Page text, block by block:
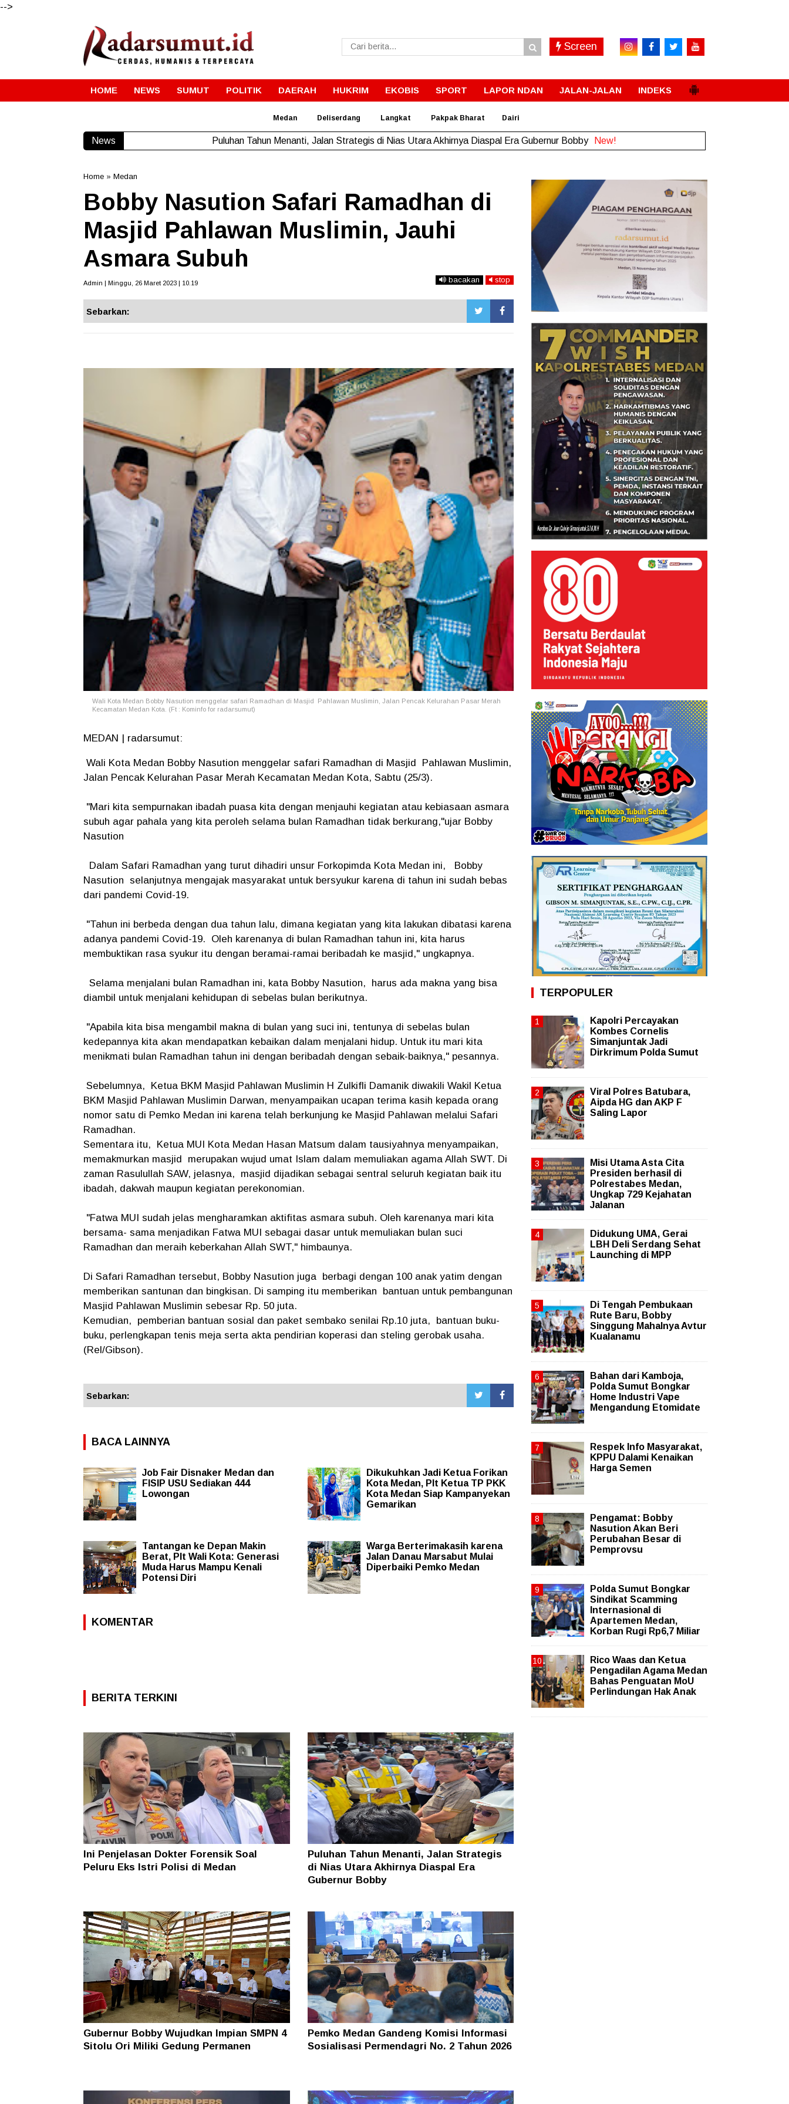
-->
Screen
HOME NEWS SUMUT POLITIK DAERAH HUKRIM EKOBIS SPORT LAPOR NDAN JALAN-JALAN INDEKS
Medan Deliserdang Langkat Pakpak Bharat Dairi
News Puluhan Tahun Menanti, Jalan Strategis di Nias Utara Akhirnya Diaspal Era Gubernur Bobby New!
Home » Medan
Bobby Nasution Safari Ramadhan di
Masjid Pahlawan Muslimin, Jauhi
Asmara Subuh
Admin | Minggu, 26 Maret 2023 | 10.19 bacakan stop
Sebarkan:
Wali Kota Medan Bobby Nasution menggelar safari Ramadhan di Masjid Pahlawan Muslimin, Jalan Pencak Kelurahan Pasar Merah
Kecamatan Medan Kota. (Ft : Kominfo for radarsumut)
MEDAN | radarsumut:
Wali Kota Medan Bobby Nasution menggelar safari Ramadhan di Masjid Pahlawan Muslimin,
Jalan Pencak Kelurahan Pasar Merah Kecamatan Medan Kota, Sabtu (25/3).
"Mari kita sempurnakan ibadah puasa kita dengan menjauhi kegiatan atau kebiasaan asmara
subuh agar pahala yang kita peroleh selama bulan Ramadhan tidak berkurang,"ujar Bobby
Nasution
Dalam Safari Ramadhan yang turut dihadiri unsur Forkopimda Kota Medan ini, Bobby
Nasution selanjutnya mengajak masyarakat untuk bersyukur karena di tahun ini sudah bebas
dari pandemi Covid-19.
"Tahun ini berbeda dengan dua tahun lalu, dimana kegiatan yang kita lakukan dibatasi karena
adanya pandemi Covid-19. Oleh karenanya di bulan Ramadhan tahun ini, kita harus
membuktikan rasa syukur itu dengan beramai-ramai beribadah ke masjid," ungkapnya.
Selama menjalani bulan Ramadhan ini, kata Bobby Nasution, harus ada makna yang bisa
diambil untuk menjalani kehidupan di sebelas bulan berikutnya.
"Apabila kita bisa mengambil makna di bulan yang suci ini, tentunya di sebelas bulan
kedepannya kita akan mendapatkan kebaikan dalam menjalani hidup. Untuk itu mari kita
menikmati bulan Ramadhan tahun ini dengan beribadah dengan sebaik-baiknya," pesannya.
Sebelumnya, Ketua BKM Masjid Pahlawan Muslimin H Zulkifli Damanik diwakili Wakil Ketua
BKM Masjid Pahlawan Muslimin Darwan, menyampaikan ucapan terima kasih kepada orang
nomor satu di Pemko Medan ini karena telah berkunjung ke Masjid Pahlawan melalui Safari
Ramadhan.
Sementara itu, Ketua MUI Kota Medan Hasan Matsum dalam tausiyahnya menyampaikan,
memakmurkan masjid merupakan wujud umat Islam dalam memuliakan agama Allah SWT. Di
zaman Rasulullah SAW, jelasnya, masjid dijadikan sebagai sentral seluruh kegiatan baik itu
ibadah, dakwah maupun kegiatan perekonomian.
"Fatwa MUI sudah jelas mengharamkan aktifitas asmara subuh. Oleh karenanya mari kita
bersama- sama menjadikan Fatwa MUI sebagai dasar untuk memuliakan bulan suci
Ramadhan dan meraih keberkahan Allah SWT," himbaunya.
Di Safari Ramadhan tersebut, Bobby Nasution juga berbagi dengan 100 anak yatim dengan
memberikan santunan dan bingkisan. Di samping itu memberikan bantuan untuk pembangunan
Masjid Pahlawan Muslimin sebesar Rp. 50 juta.
Kemudian, pemberian bantuan sosial dan paket sembako senilai Rp.10 juta, bantuan buku-
buku, perlengkapan tenis meja serta akta pendirian koperasi dan steling gerobak usaha.
(Rel/Gibson).
Sebarkan:
BACA LAINNYA
Job Fair Disnaker Medan dan
FISIP USU Sediakan 444
Lowongan
Dikukuhkan Jadi Ketua Forikan
Kota Medan, Plt Ketua TP PKK
Kota Medan Siap Kampanyekan
Gemarikan
Tantangan ke Depan Makin
Berat, Plt Wali Kota: Generasi
Muda Harus Mampu Kenali
Potensi Diri
Warga Berterimakasih karena
Jalan Danau Marsabut Mulai
Diperbaiki Pemko Medan
KOMENTAR
BERITA TERKINI
Ini Penjelasan Dokter Forensik Soal
Peluru Eks Istri Polisi di Medan
Puluhan Tahun Menanti, Jalan Strategis
di Nias Utara Akhirnya Diaspal Era
Gubernur Bobby
Gubernur Bobby Wujudkan Impian SMPN 4
Sitolu Ori Miliki Gedung Permanen
Pemko Medan Gandeng Komisi Informasi
Sosialisasi Permendagri No. 2 Tahun 2026
TERPOPULER
Kapolri Percayakan
Kombes Cornelis
Simanjuntak Jadi
Dirkrimum Polda Sumut
Viral Polres Batubara,
Aipda HG dan AKP F
Saling Lapor
Misi Utama Asta Cita
Presiden berhasil di
Polrestabes Medan,
Ungkap 729 Kejahatan
Jalanan
Didukung UMA, Gerai
LBH Deli Serdang Sehat
Launching di MPP
Di Tengah Pembukaan
Rute Baru, Bobby
Singgung Mahalnya Avtur
Kualanamu
Bahan dari Kamboja,
Polda Sumut Bongkar
Home Industri Vape
Mengandung Etomidate
Respek Info Masyarakat,
KPPU Dalami Kenaikan
Harga Semen
Pengamat: Bobby
Nasution Akan Beri
Perubahan Besar di
Pemprovsu
Polda Sumut Bongkar
Sindikat Scamming
Internasional di
Apartemen Medan,
Korban Rugi Rp6,7 Miliar
Rico Waas dan Ketua
Pengadilan Agama Medan
Bahas Penguatan MoU
Perlindungan Hak Anak